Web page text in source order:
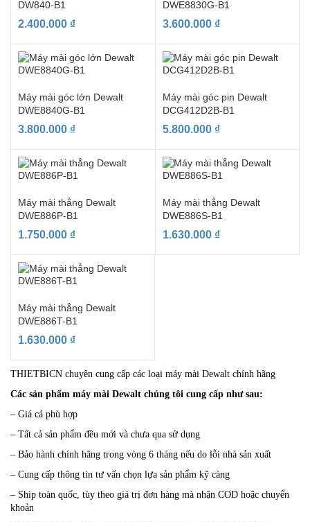
DW840-B1
2.400.000 ₫
DWE8830G-B1
3.600.000 ₫
Máy mài góc lớn Dewalt
DWE8840G-B1
3.800.000 ₫
Máy mài góc pin Dewalt
DCG412D2B-B1
5.800.000 ₫
Máy mài thẳng Dewalt
DWE886P-B1
1.750.000 ₫
Máy mài thẳng Dewalt
DWE886S-B1
1.630.000 ₫
Máy mài thẳng Dewalt
DWE886T-B1
1.630.000 ₫
THIETBICN chuyên cung cấp các loại máy mài Dewalt chính hãng
Các sản phẩm máy mài Dewalt chúng tôi cung cấp như sau:
– Giá cả phù hợp
– Tất cả sản phẩm đều mới và chưa qua sử dụng
– Bảo hành chính hãng trong vòng 6 tháng nếu do lỗi nhà sản xuất
– Cung cấp thông tin tư vấn chọn lựa sản phẩm kỹ càng
– Ship toàn quốc, tùy theo giá trị đơn hàng mà nhận COD hoặc chuyển
khoản